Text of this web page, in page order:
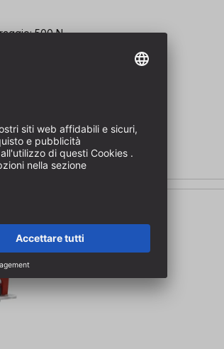
500 N